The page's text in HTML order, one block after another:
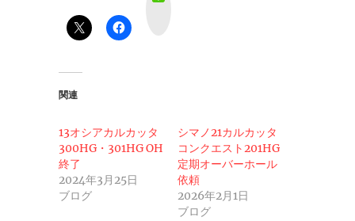
関連
13オシアカルカッタ
300HG・301HG OH
終了
2024年3月25日
ブログ
シマノ21カルカッタ
コンクエスト201HG
定期オーバーホール
依頼
2026年2月1日
ブログ